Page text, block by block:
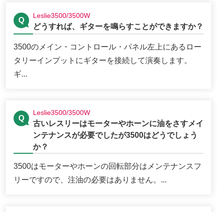
Leslie3500/3500W
どうすれば、ギターを鳴らすことができますか？
3500のメイン・コントロール・パネル左上にあるロー
タリーインプットにギターを接続して演奏します。
ギ...
Leslie3500/3500W
古いレスリーはモーターやホーンに油をさすメイ
ンテナンスが必要でしたが3500はどうでしょう
か？
3500はモーターやホーンの回転部分はメンテナンスフ
リーですので、注油の必要はありません。...